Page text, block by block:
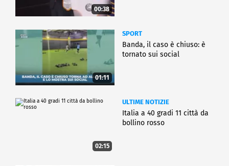
00:38
01:11
SPORT
Banda, il caso è chiuso: è
tornato sui social
02:15
ULTIME NOTIZIE
Italia a 40 gradi 11 città da
bollino rosso